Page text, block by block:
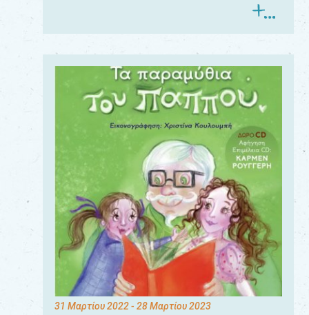
31 Μαρτίου 2022- 28 Μαρτίου 2023